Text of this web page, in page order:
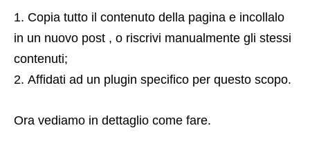
Copia tutto il contenuto della pagina e incollalo
in un nuovo post , o riscrivi manualmente gli stessi
contenuti;
Affidati ad un plugin specifico per questo scopo.
Ora vediamo in dettaglio come fare.